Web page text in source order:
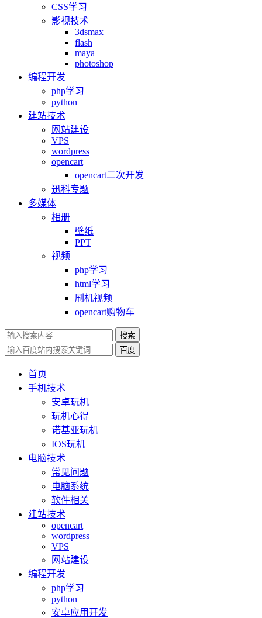
CSS学习
影视技术
3dsmax
flash
maya
photoshop
编程开发
php学习
python
建站技术
网站建设
VPS
wordpress
opencart
opencart二次开发
迅科专题
多媒体
相册
壁纸
PPT
视频
php学习
html学习
刷机视频
opencart购物车
搜索
百度
首页
手机技术
安卓玩机
玩机心得
诺基亚玩机
IOS玩机
电脑技术
常见问题
电脑系统
软件相关
建站技术
opencart
wordpress
VPS
网站建设
编程开发
php学习
python
安卓应用开发